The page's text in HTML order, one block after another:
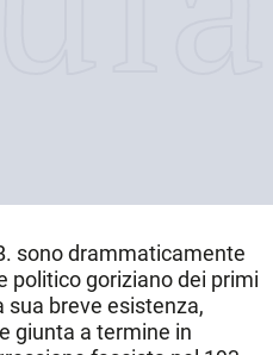
sono drammaticamente
politico goriziano dei primi
sua breve esistenza,
e giunta a termine in